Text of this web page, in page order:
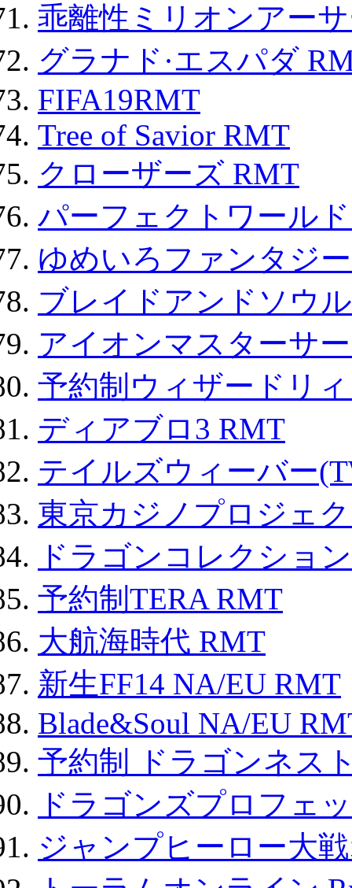
乖離性ミリオンアー
グラナド·エスパダ
FIFA19RMT
Tree of Savior RMT
クローザーズ RMT
パーフェクトワール
ゆめいろファンタジ
ブレイドアンドソウ
アイオンマスターサ
予約制ウィザードリ
ディアブロ3 RMT
テイルズウィーバー
東京カジノプロジェ
ドラゴンコレクショ
予約制TERA RMT
大航海時代 RMT
新生FF14 NA/EU RMT
Blade&Soul NA/EU
予約制 ドラゴンネス
ドラゴンズプロフェ
ジャンプヒーロー大